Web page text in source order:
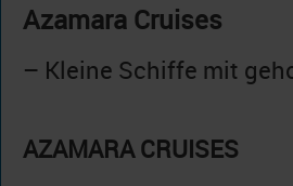
Azamara Cruises
– Kleine Schiffe mit
AZAMARA CRUISES